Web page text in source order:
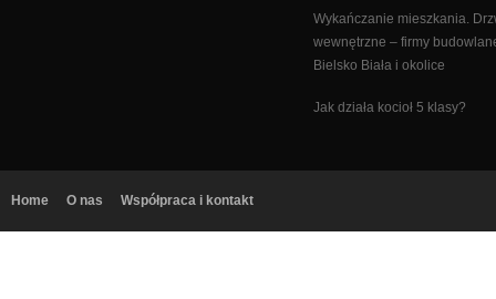
Wykańczanie mieszkania.
wewnętrzne – firmy
Bielsko Biała i okolice
Jak działa kocioł 5 klasy?
Home O nas Współpraca i kontakt